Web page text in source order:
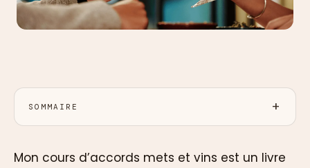
SOMMAIRE
Mon cours d’accords mets et vins est un livre